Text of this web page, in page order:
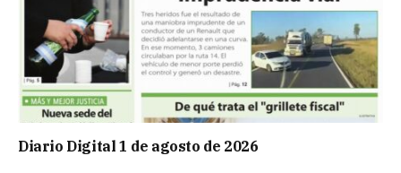
Diario Digital 1 de agosto de 2026